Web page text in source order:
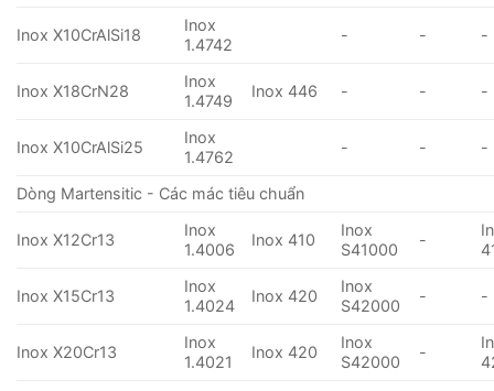
Inox X10CrAlSi18
Inox
1.4742
- - -
Inox X18CrN28
Inox
1.4749
Inox 446 - - -
Inox X10CrAlSi25
Inox
1.4762
- - -
Dòng Martensitic - Các mác tiêu chuẩn
Inox X12Cr13
Inox
1.4006
Inox 410
Inox
S41000
-
Inox X15Cr13
Inox
1.4024
Inox 420
Inox
S42000
- -
Inox X20Cr13
Inox
1.4021
Inox 420
Inox
S42000
-